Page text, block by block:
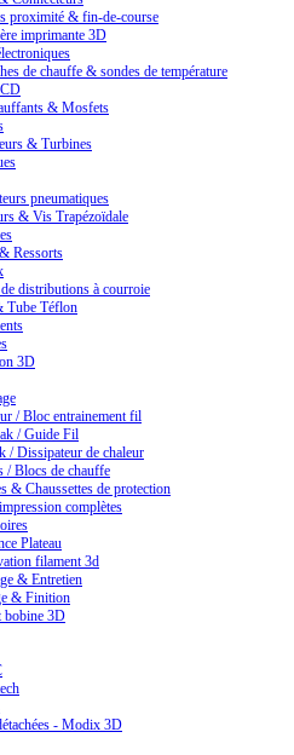
proximité & fin-de-course
imprimante 3D
de chauffe & sondes de température
& Mosfets
& Turbines
pneumatiques
& Vis Trapézoïdale
Ressorts
distributions à courroie
Tube Téflon
3D
/ Bloc entrainement fil
/ Guide Fil
/ Dissipateur de chaleur
/ Blocs de chauffe
& Chaussettes de protection
complètes
Plateau
filament 3d
& Entretien
& Finition
bobine 3D
- Modix 3D